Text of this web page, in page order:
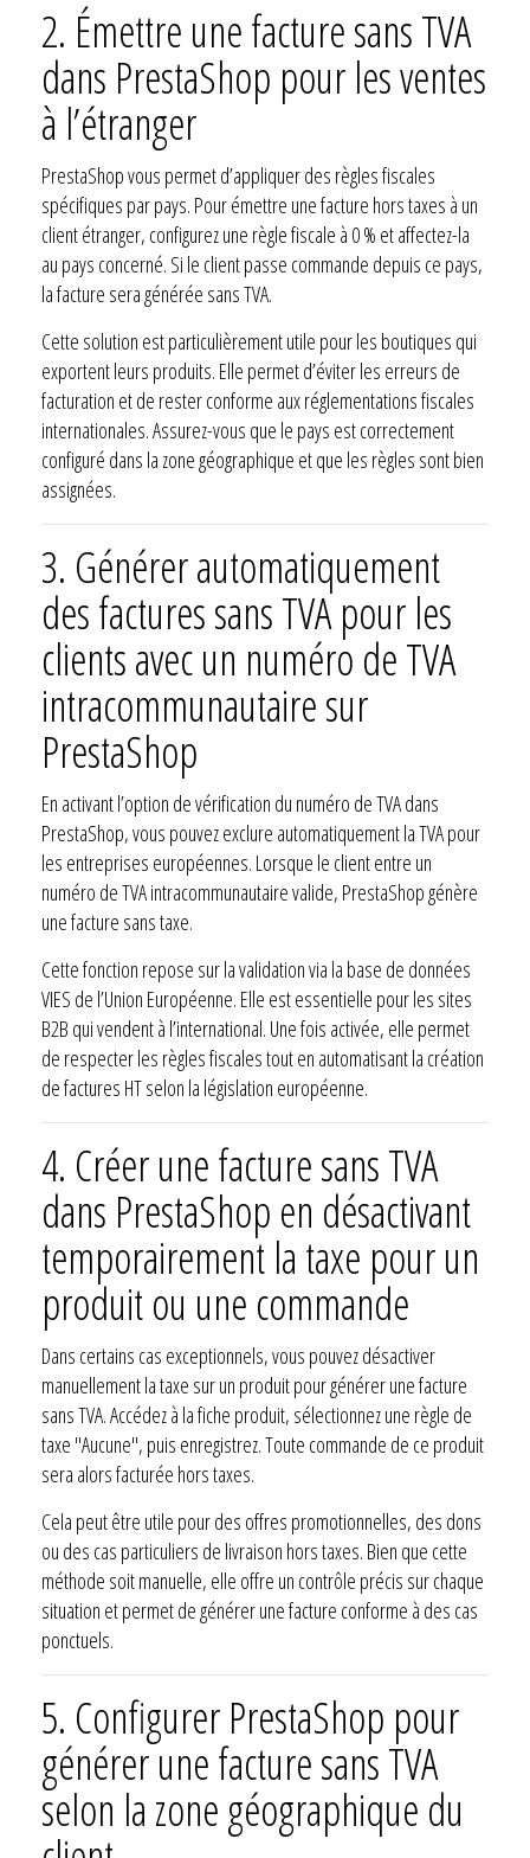
2. Émettre une facture sans TVA
dans PrestaShop pour les ventes
à l’étranger
PrestaShop vous permet d’appliquer des règles fiscales
spécifiques par pays. Pour émettre une facture hors taxes à un
client étranger, configurez une règle fiscale à 0 % et affectez-la
au pays concerné. Si le client passe commande depuis ce pays,
la facture sera générée sans TVA.
Cette solution est particulièrement utile pour les boutiques qui
exportent leurs produits. Elle permet d’éviter les erreurs de
facturation et de rester conforme aux réglementations fiscales
internationales. Assurez-vous que le pays est correctement
configuré dans la zone géographique et que les règles sont bien
assignées.
3. Générer automatiquement
des factures sans TVA pour les
clients avec un numéro de TVA
intracommunautaire sur
PrestaShop
En activant l’option de vérification du numéro de TVA dans
PrestaShop, vous pouvez exclure automatiquement la TVA pour
les entreprises européennes. Lorsque le client entre un
numéro de TVA intracommunautaire valide, PrestaShop génère
une facture sans taxe.
Cette fonction repose sur la validation via la base de données
VIES de l’Union Européenne. Elle est essentielle pour les sites
B2B qui vendent à l’international. Une fois activée, elle permet
de respecter les règles fiscales tout en automatisant la création
de factures HT selon la législation européenne.
4. Créer une facture sans TVA
dans PrestaShop en désactivant
temporairement la taxe pour un
produit ou une commande
Dans certains cas exceptionnels, vous pouvez désactiver
manuellement la taxe sur un produit pour générer une facture
sans TVA. Accédez à la fiche produit, sélectionnez une règle de
taxe "Aucune", puis enregistrez. Toute commande de ce produit
sera alors facturée hors taxes.
Cela peut être utile pour des offres promotionnelles, des dons
ou des cas particuliers de livraison hors taxes. Bien que cette
méthode soit manuelle, elle offre un contrôle précis sur chaque
situation et permet de générer une facture conforme à des cas
ponctuels.
5. Configurer PrestaShop pour
générer une facture sans TVA
selon la zone géographique du